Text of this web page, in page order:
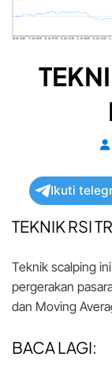
Ikuti
TEKNIK RSI
Teknik scalping
pergerakan
dan Moving
BACA LAGI: